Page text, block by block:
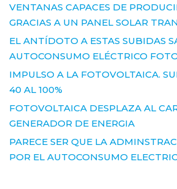
VENTANAS CAPACES DE
GRACIAS A UN PANEL SOLAR
EL ANTÍDOTO A ESTAS SUBIDAS
AUTOCONSUMO ELÉCTRICO
IMPULSO A LA FOTOVOLTAICA.
40 AL 100%
FOTOVOLTAICA DESPLAZA AL
GENERADOR DE ENERGIA
PARECE SER QUE LA
POR EL AUTOCONSUMO